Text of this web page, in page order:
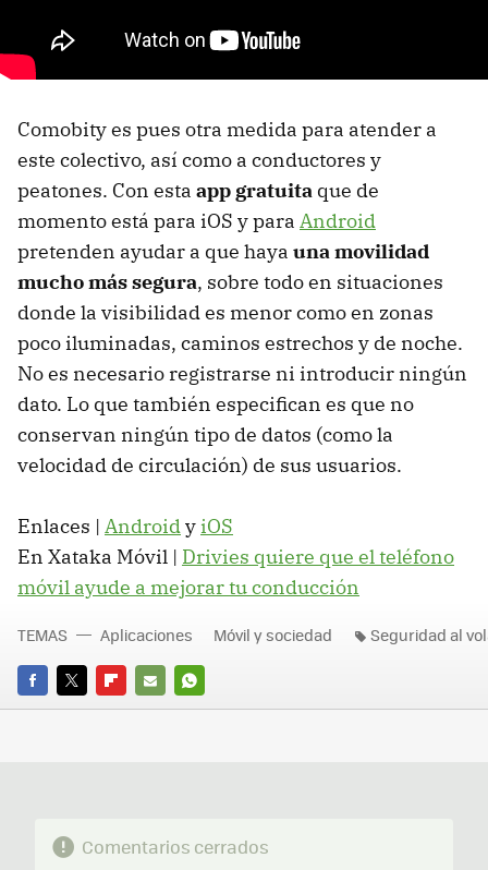
Comobity es pues otra medida para atender a
este colectivo, así como a conductores y
peatones. Con esta app gratuita que de
momento está para iOS y para Android
pretenden ayudar a que haya una movilidad
mucho más segura, sobre todo en situaciones
donde la visibilidad es menor como en zonas
poco iluminadas, caminos estrechos y de noche.
No es necesario registrarse ni introducir ningún
dato. Lo que también especifican es que no
conservan ningún tipo de datos (como la
velocidad de circulación) de sus usuarios.
Enlaces | Android y iOS
En Xataka Móvil | Drivies quiere que el teléfono
móvil ayude a mejorar tu conducción
FACEBOOK
TWITTERFLIPBOARD
E-
WHATSAPP
TEMAS Aplicaciones Móvil y sociedad Seguridad al
Comentarios cerrados